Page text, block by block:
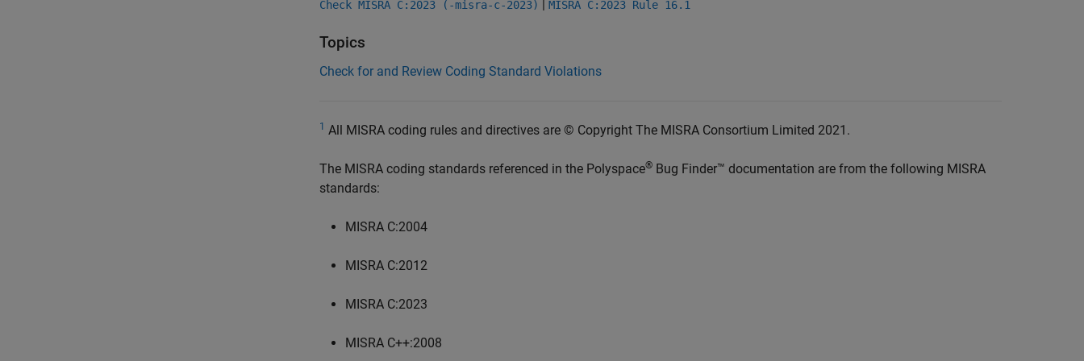
Check MISRA C:2023 (-misra-c-2023) | MISRA C:2023 Rule 16.1
Topics
Check for and Review Coding Standard Violations
1 All MISRA coding rules and directives are © Copyright The MISRA Consortium Limited 2021.
The MISRA coding standards referenced in the Polyspace® Bug Finder™ documentation are from the following MISRA
standards:
MISRA C:2004
MISRA C:2012
MISRA C:2023
MISRA C++:2008